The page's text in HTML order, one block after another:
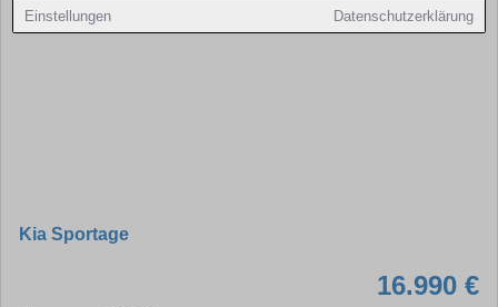
Einstellungen Datenschutzerklärung
Kia Sportage
16.990 €